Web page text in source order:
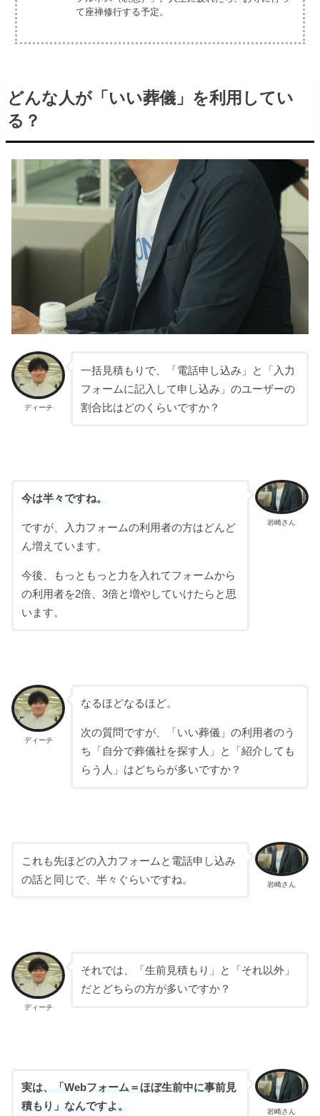
て座禅修行する予定。
どんな人が「いい葬儀」を利用してい
る？
ディーチ
一括見積もりで、「電話申し込み」と「入力
フォームに記入して申し込み」のユーザーの
割合比はどのくらいですか？
岩崎さん
今は半々ですね。
ですが、入力フォームの利用者の方はどんど
ん増えています。
今後、もっともっと力を入れてフォームから
の利用者を2倍、3倍と増やしていけたらと思
います。
ディーチ
なるほどなるほど。
次の質問ですが、
「いい葬儀」の利用者のう
ち「自分で葬儀社を探す人」と「紹介しても
らう人」はどちらが多いですか？
岩崎さん
これも先ほどの入力フォームと電話申し込み
の話と同じで、半々ぐらいですね。
ディーチ
それでは、
「生前見積もり」と「それ以外」
だとどちらの方が多いですか？
岩崎さん
実は、「Webフォーム＝ほぼ生前中に事前見
積もり」なんですよ。